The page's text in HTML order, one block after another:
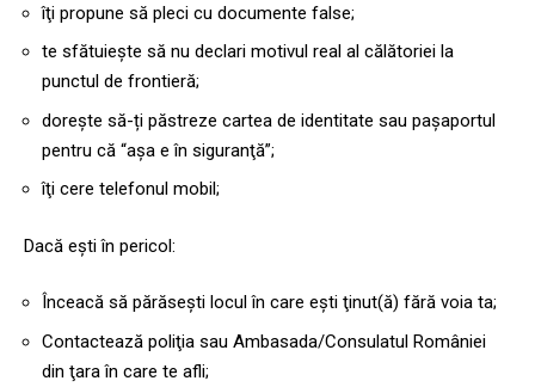
îţi propune să pleci cu documente false;
te sfătuieşte să nu declari motivul real al călătoriei la
punctul de frontieră;
doreşte să-ți păstreze cartea de identitate sau paşaportul
pentru că “aşa e în siguranţă”;
îţi cere telefonul mobil;
Dacă eşti în pericol:
Înceacă să părăseşti locul în care eşti ţinut(ă) fără voia ta;
Contactează poliţia sau Ambasada/Consulatul României
din ţara în care te afli;